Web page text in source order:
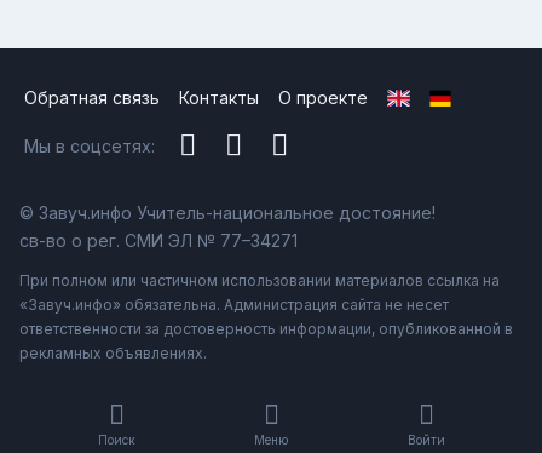
Обратная связь Контакты О проекте
Мы в соцсетях:
© Завуч.инфо Учитель-национальное достояние!
св-во о рег. СМИ ЭЛ № 77–34271
При полном или частичном использовании материалов ссылка на
«Завуч.инфо» обязательна. Администрация сайта не несет
ответственности за достоверность информации, опубликованной в
рекламных объявлениях.
Поиск Меню Войти